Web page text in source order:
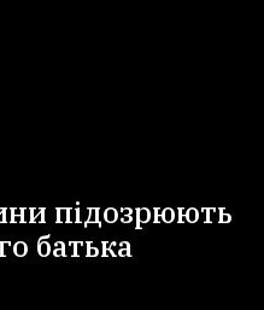
підозрюють
батька